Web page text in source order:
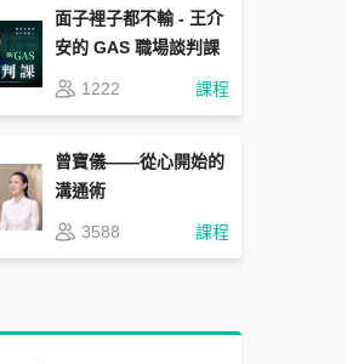
面子裡子都不輸 - 王介
安的 GAS 職場談判課
1222 課程
曾寶儀——從心開始的
溝通術
3588 課程